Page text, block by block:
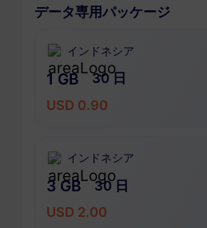
データ専用パッケージ
インドネシア
1 GB
30 日
USD 0.90
インドネシア
3 GB
30 日
USD 2.00